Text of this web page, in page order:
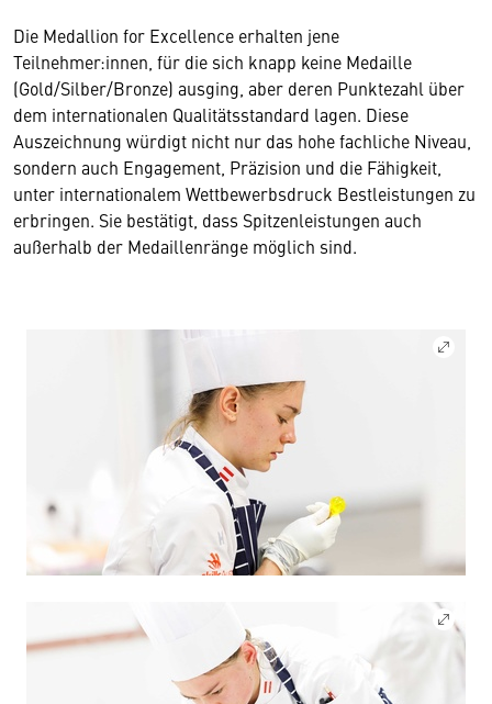
Die Medallion for Excellence erhalten jene
Teilnehmer:innen, für die sich knapp keine Medaille
(Gold/Silber/Bronze) ausging, aber deren Punktezahl über
dem internationalen Qualitätsstandard lagen. Diese
Auszeichnung würdigt nicht nur das hohe fachliche Niveau,
sondern auch Engagement, Präzision und die Fähigkeit,
unter internationalem Wettbewerbsdruck Bestleistungen zu
erbringen. Sie bestätigt, dass Spitzenleistungen auch
außerhalb der Medaillenränge möglich sind.